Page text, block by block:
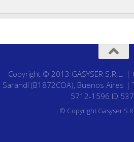
Copyright © 2013 GASYSER S.R.L.
Sarandí (B1872COA), Buenos Aires
5712-1596 ID
© Copyright Gasyser